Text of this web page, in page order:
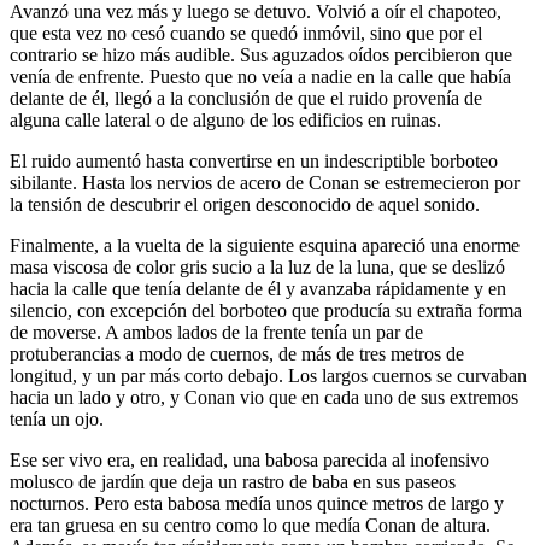
Avanzó una vez más y luego se detuvo. Volvió a oír el chapoteo,
que esta vez no cesó cuando se quedó inmóvil, sino que por el
contrario se hizo más audible. Sus aguzados oídos percibieron que
venía de enfrente. Puesto que no veía a nadie en la calle que había
delante de él, llegó a la conclusión de que el ruido provenía de
alguna calle lateral o de alguno de los edificios en ruinas.
El ruido aumentó hasta convertirse en un indescriptible borboteo
sibilante. Hasta los nervios de acero de Conan se estremecieron por
la tensión de descubrir el origen desconocido de aquel sonido.
Finalmente, a la vuelta de la siguiente esquina apareció una enorme
masa viscosa de color gris sucio a la luz de la luna, que se deslizó
hacia la calle que tenía delante de él y avanzaba rápidamente y en
silencio, con excepción del borboteo que producía su extraña forma
de moverse. A ambos lados de la frente tenía un par de
protuberancias a modo de cuernos, de más de tres metros de
longitud, y un par más corto debajo. Los largos cuernos se curvaban
hacia un lado y otro, y Conan vio que en cada uno de sus extremos
tenía un ojo.
Ese ser vivo era, en realidad, una babosa parecida al inofensivo
molusco de jardín que deja un rastro de baba en sus paseos
nocturnos. Pero esta babosa medía unos quince metros de largo y
era tan gruesa en su centro como lo que medía Conan de altura.